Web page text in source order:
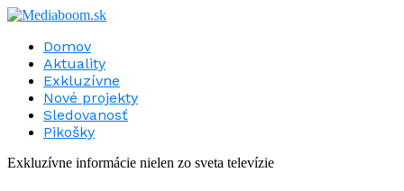
Domov
Aktuality
Exkluzívne
Nové projekty
Sledovanosť
Pikošky
Exkluzívne informácie nielen zo sveta televízie